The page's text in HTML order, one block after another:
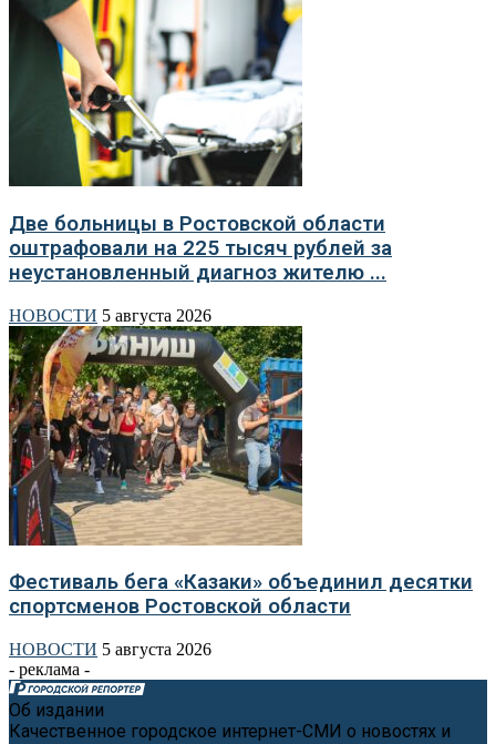
Две больницы в Ростовской области
оштрафовали на 225 тысяч рублей за
неустановленный диагноз жителю ...
НОВОСТИ 5 августа 2026
Фестиваль бега «Казаки» объединил десятки
спортсменов Ростовской области
НОВОСТИ 5 августа 2026
- реклама -
Об издании
Качественное городское интернет-СМИ о новостях и